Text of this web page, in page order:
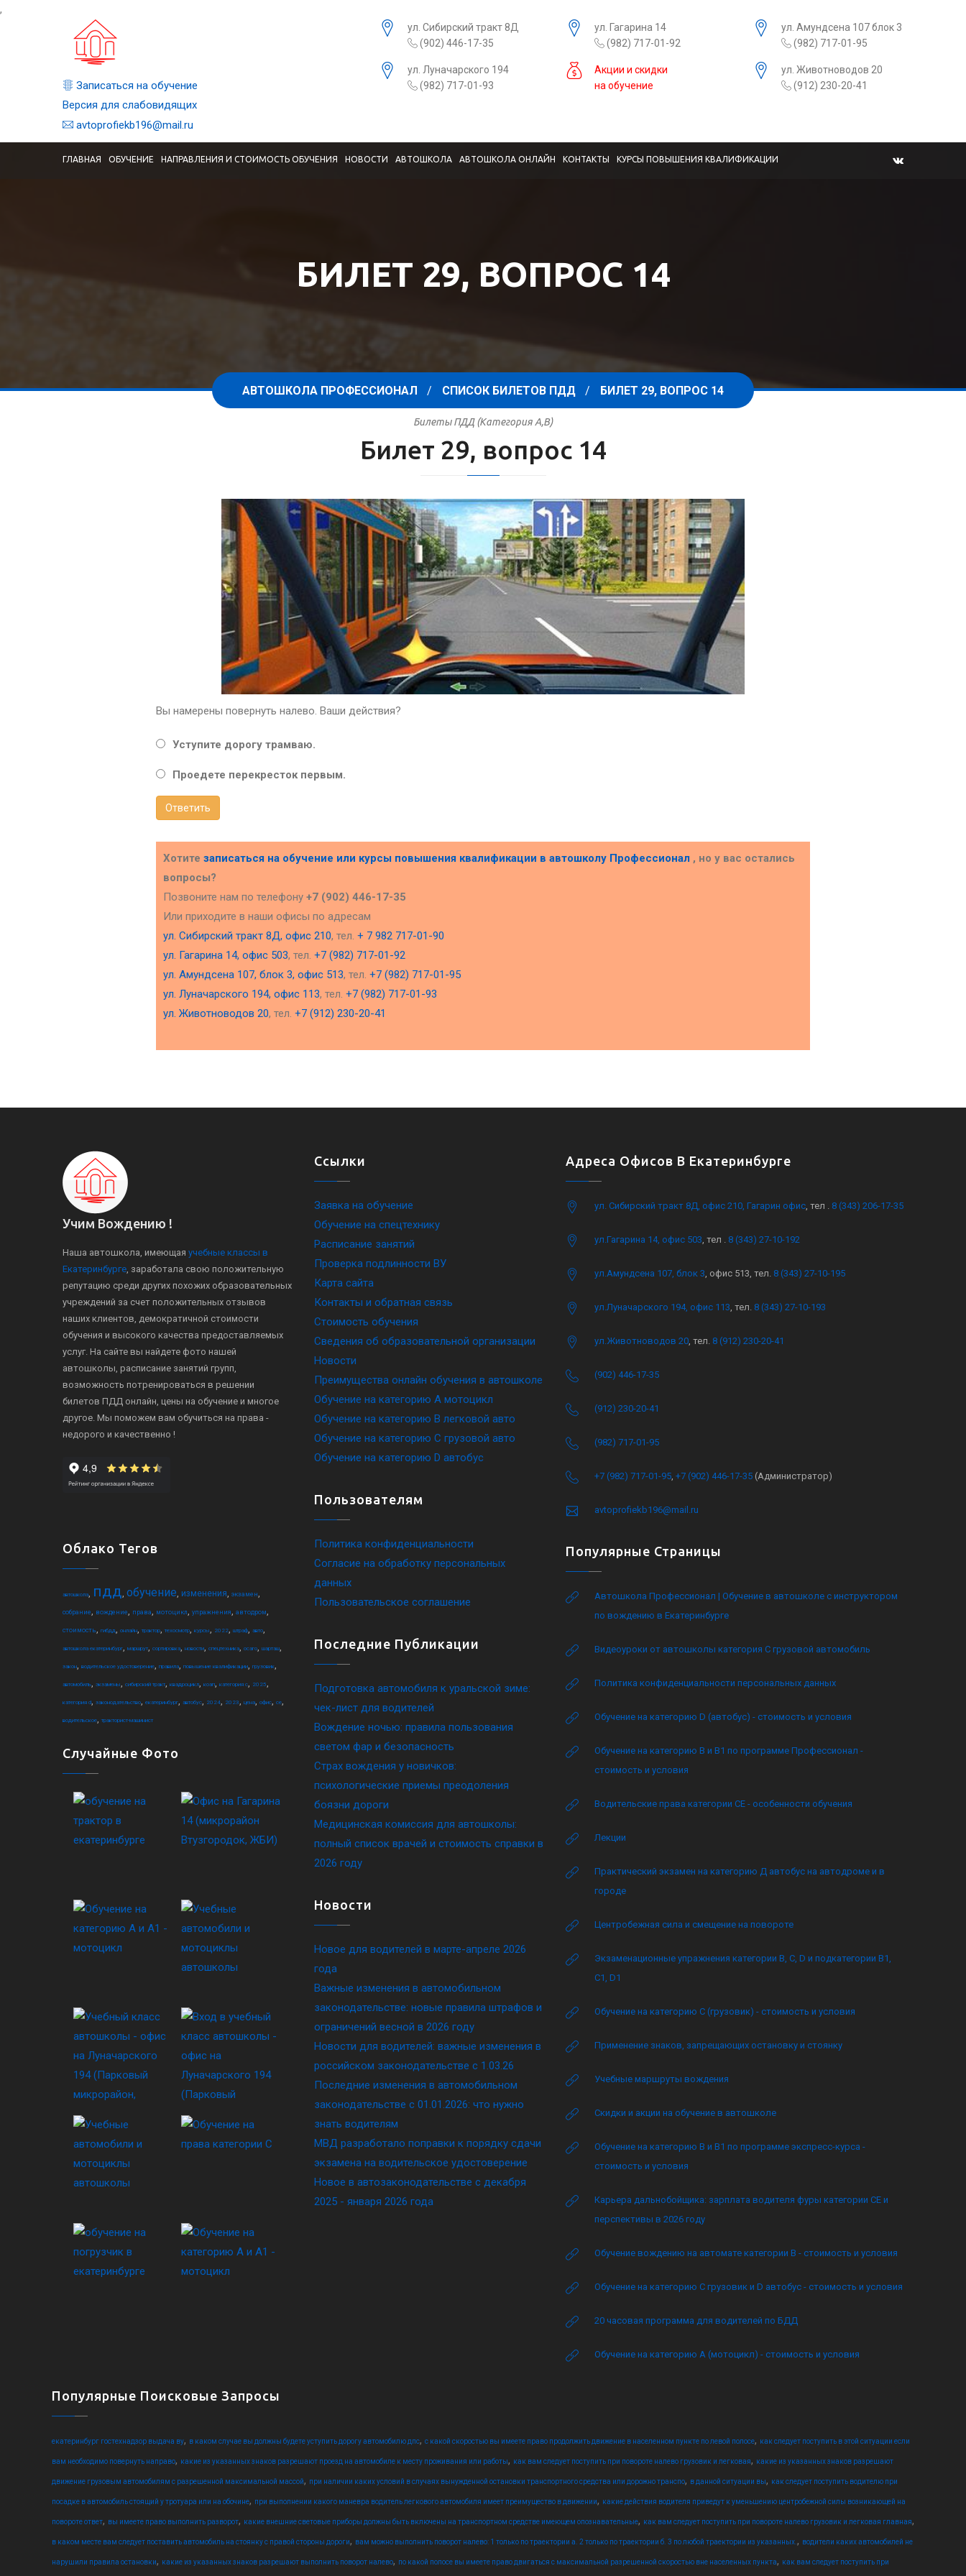
,
Записаться на обучение
Версия для слабовидящих
avtoprofiekb196@mail.ru
ул. Сибирский тракт 8Д
(902) 446-17-35
ул. Гагарина 14
(982) 717-01-92
ул. Амундсена 107 блок 3
(982) 717-01-95
ул. Луначарского 194
(982) 717-01-93
Акции и скидки
на обучение
ул. Животноводов 20
(912) 230-20-41
ГЛАВНАЯ ОБУЧЕНИЕ НАПРАВЛЕНИЯ И СТОИМОСТЬ ОБУЧЕНИЯ НОВОСТИ АВТОШКОЛА АВТОШКОЛА ОНЛАЙН КОНТАКТЫ КУРСЫ ПОВЫШЕНИЯ КВАЛИФИКАЦИИ
БИЛЕТ 29, ВОПРОС 14
АВТОШКОЛА ПРОФЕССИОНАЛ СПИСОК БИЛЕТОВ ПДД БИЛЕТ 29, ВОПРОС 14
Билеты ПДД (Категория A,B)
Билет 29, вопрос 14
Вы намерены повернуть налево. Ваши действия?
Уступите дорогу трамваю.
Проедете перекресток первым.
Ответить
Хотите записаться на обучение или курсы повышения квалификации в автошколу Профессионал , но у вас остались
вопросы?
Позвоните нам по телефону +7 (902) 446-17-35
Или приходите в наши офисы по адресам
ул. Сибирский тракт 8Д, офис 210, тел. + 7 982 717-01-90
ул. Гагарина 14, офис 503, тел. +7 (982) 717-01-92
ул. Амундсена 107, блок 3, офис 513, тел. +7 (982) 717-01-95
ул. Луначарского 194, офис 113, тел. +7 (982) 717-01-93
ул. Животноводов 20, тел. +7 (912) 230-20-41
Учим Вождению !
Наша автошкола, имеющая учебные классы в
Екатеринбурге, заработала свою положительную
репутацию среди других похожих образовательных
учреждений за счет положительных отзывов
наших клиентов, демократичной стоимости
обучения и высокого качества предоставляемых
услуг. На сайте вы найдете фото нашей
автошколы, расписание занятий групп,
возможность потренироваться в решении
билетов ПДД онлайн, цены на обучение и многое
другое. Мы поможем вам обучиться на права -
недорого и качественно !
Облако Тегов
автошкола, пдд, обучение, изменения, экзамен,
собрание, вождение, права, мотоцикл, упражнения, автодром,
стоимость, гибдд, онлайн, трактор, техосмотр, курсы, 2022, штраф, авто,
автошкола екатеринбург, маршрут, сортировка, новости, спецтехника, осаго, шарташ,
закон, водительское удостоверение, правила, повышение квалификации, грузовик,
автомобиль, экзамены, сибирский тракт, квадроцикл, коап, категория c, 2025,
категория d, законодательство, екатеринбург, автобус, 2024, 2023, цена, офис, ce,
водительское, тракторист-машинист
Случайные Фото
Ссылки
Заявка на обучение
Обучение на спецтехнику
Расписание занятий
Проверка подлинности ВУ
Карта сайта
Контакты и обратная связь
Стоимость обучения
Сведения об образовательной организации
Новости
Преимущества онлайн обучения в автошколе
Обучение на категорию A мотоцикл
Обучение на категорию B легковой авто
Обучение на категорию C грузовой авто
Обучение на категорию D автобус
Пользователям
Политика конфиденциальности
Согласие на обработку персональных
данных
Пользовательское соглашение
Последние Публикации
Подготовка автомобиля к уральской зиме:
чек-лист для водителей
Вождение ночью: правила пользования
светом фар и безопасность
Страх вождения у новичков:
психологические приемы преодоления
боязни дороги
Медицинская комиссия для автошколы:
полный список врачей и стоимость справки в
2026 году
Новости
Новое для водителей в марте-апреле 2026
года
Важные изменения в автомобильном
законодательстве: новые правила штрафов и
ограничений весной в 2026 году
Новости для водителей: важные изменения в
российском законодательстве c 1.03.26
Последние изменения в автомобильном
законодательстве c 01.01.2026: что нужно
знать водителям
МВД разработало поправки к порядку сдачи
экзамена на водительское удостоверение
Новое в автозаконодательстве с декабря
2025 - января 2026 года
Адреса Офисов В Екатеринбурге
ул. Сибирский тракт 8Д, офис 210, Гагарин офис, тел . 8 (343) 206-17-35
ул.Гагарина 14, офис 503, тел . 8 (343) 27-10-192
ул.Амундсена 107, блок 3, офис 513, тел. 8 (343) 27-10-195
ул.Луначарского 194, офис 113, тел. 8 (343) 27-10-193
ул.Животноводов 20, тел. 8 (912) 230-20-41
(902) 446-17-35
(912) 230-20-41
(982) 717-01-95
+7 (982) 717-01-95, +7 (902) 446-17-35 (Администратор)
avtoprofiekb196@mail.ru
Популярные Страницы
Автошкола Профессионал | Обучение в автошколе с инструктором
по вождению в Екатеринбурге
Видеоуроки от автошколы категория C грузовой автомобиль
Политика конфиденциальности персональных данных
Обучение на категорию D (автобус) - стоимость и условия
Обучение на категорию B и B1 по программе Профессионал -
стоимость и условия
Водительские права категории CE - особенности обучения
Лекции
Практический экзамен на категорию Д автобус на автодроме и в
городе
Центробежная сила и смещение на повороте
Экзаменационные упражнения категории B, C, D и подкатегории B1,
C1, D1
Обучение на категорию C (грузовик) - стоимость и условия
Применение знаков, запрещающих остановку и стоянку
Учебные маршруты вождения
Скидки и акции на обучение в автошколе
Обучение на категорию B и B1 по программе экспресс-курса -
стоимость и условия
Карьера дальнобойщика: зарплата водителя фуры категории CE и
перспективы в 2026 году
Обучение вождению на автомате категории B - стоимость и условия
Обучение на категорию C грузовик и D автобус - стоимость и условия
20 часовая программа для водителей по БДД
Обучение на категорию А (мотоцикл) - стоимость и условия
Популярные Поисковые Запросы
екатеринбург гостехнадзор выдача ву, в каком случае вы должны будете уступить дорогу автомобилю дпс, с какой скоростью вы имеете право продолжить движение в населенном пункте по левой полосе, как следует поступить в этой ситуации если
вам необходимо повернуть направо, какие из указанных знаков разрешают проезд на автомобиле к месту проживания или работы, как вам следует поступить при повороте налево грузовик и легковая, какие из указанных знаков разрешают
движение грузовым автомобилям с разрешенной максимальной массой, при наличии каких условий в случаях вынужденной остановки транспортного средства или дорожно транспо, в данной ситуации вы, как следует поступить водителю при
посадке в автомобиль стоящий у тротуара или на обочине, при выполнении какого маневра водитель легкового автомобиля имеет преимущество в движении, какие действия водителя приведут к уменьшению центробежной силы возникающей на
повороте ответ, вы имеете право выполнить разворот, какие внешние световые приборы должны быть включены на транспортном средстве имеющем опознавательные, как вам следует поступить при повороте налево грузовик и легковая главная,
в каком месте вам следует поставить автомобиль на стоянку с правой стороны дороги, вам можно выполнить поворот налево: 1 только по траектории а. 2 только по траектории б. 3 по любой траектории из указанных. , водители каких автомобилей не
нарушили правила остановки, какие из указанных знаков разрешают выполнить поворот налево, по какой полосе вы имеете право двигаться с максимальной разрешенной скоростью вне населенных пункта, как вам следует поступить при